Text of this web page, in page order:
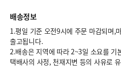
배송정보
1.평일 기준 오전9시에 주문 마감되며,
출고됩니다.
2.배송은 지역에 따라 2~3일 소요를 기
택배사의 사정, 천재지변 등의 사유로